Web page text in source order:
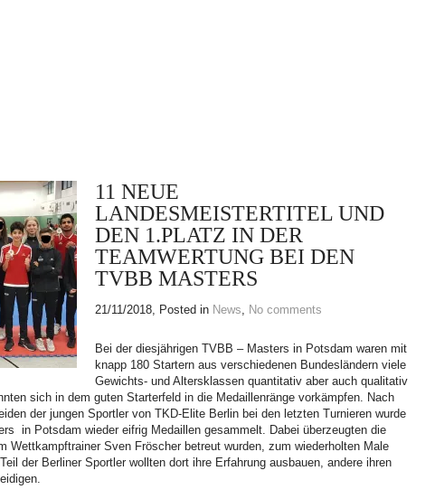
11 NEUE
LANDESMEISTERTITEL UND
DEN 1.PLATZ IN DER
TEAMWERTUNG BEI DEN
TVBB MASTERS
21/11/2018, Posted in News, No comments
Bei der diesjährigen TVBB – Masters in Potsdam waren mit
knapp 180 Startern aus verschiedenen Bundesländern viele
Gewichts- und Altersklassen quantitativ aber auch qualitativ
sich in dem guten Starterfeld in die Medaillenränge vorkämpfen. Nach
der jungen Sportler von TKD-Elite Berlin bei den letzten Turnieren wurde
in Potsdam wieder eifrig Medaillen gesammelt. Dabei überzeugten die
Wettkampftrainer Sven Fröscher betreut wurden, zum wiederholten Male
der Berliner Sportler wollten dort ihre Erfahrung ausbauen, andere ihren